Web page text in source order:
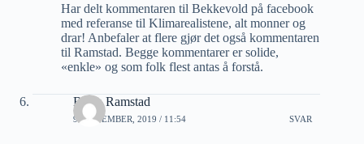
Har delt kommentaren til Bekkevold på facebook
med referanse til Klimarealistene, alt monner og
drar! Anbefaler at flere gjør det også kommentaren
til Ramstad. Begge kommentarer er solide,
«enkle» og som folk flest antas å forstå.
Bjorn Ramstad
9 SEPTEMBER, 2019 / 11:54 SVAR